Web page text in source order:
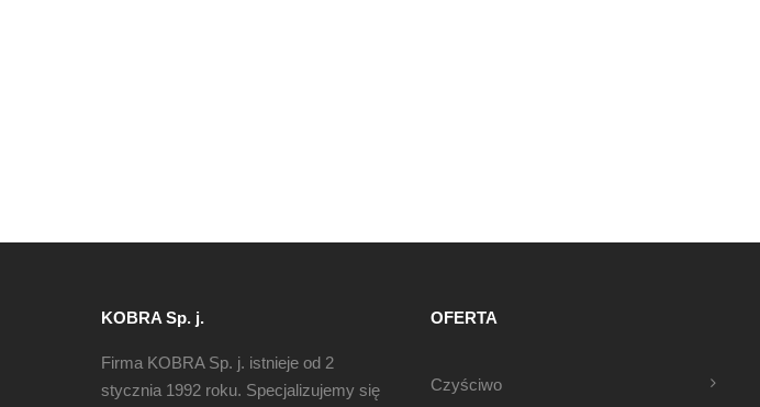
KOBRA Sp. j.
Firma KOBRA Sp. j. istnieje od 2
stycznia 1992 roku. Specjalizujemy się
OFERTA
Czyściwo